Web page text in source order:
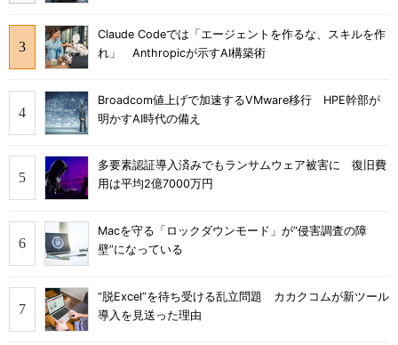
Claude Codeでは「エージェントを作るな、スキルを作
れ」 Anthropicが示すAI構築術
Broadcom値上げで加速するVMware移行 HPE幹部が
明かすAI時代の備え
多要素認証導入済みでもランサムウェア被害に 復旧費
用は平均2億7000万円
Macを守る「ロックダウンモード」が“侵害調査の障
壁”になっている
“脱Excel”を待ち受ける乱立問題 カカクコムが新ツール
導入を見送った理由